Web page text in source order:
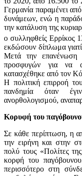
Γερμανία παραμένει
δυνάμεων, ενώ η
την κατάλυση της
ο συλληφθείς Ερρίκος
εκδώσουν δίπλωμα
Μετά την επανένωση
προσφυγών για να
κατασχέθηκε από τον
Η πολιτική επιρροή
πανδημία όταν
ανορθολογισμού,
Κορυφή του
Σε κάθε περίπτωση, η
την ειρήνη και στην
πολύ τους «Πολίτες
κορφή του
περισσότερο στη